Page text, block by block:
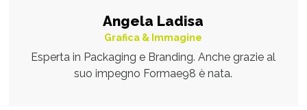
Angela Ladisa
Grafica & Immagine
Esperta in Packaging e Branding. Anche grazie al
suo impegno Formae98 è nata.